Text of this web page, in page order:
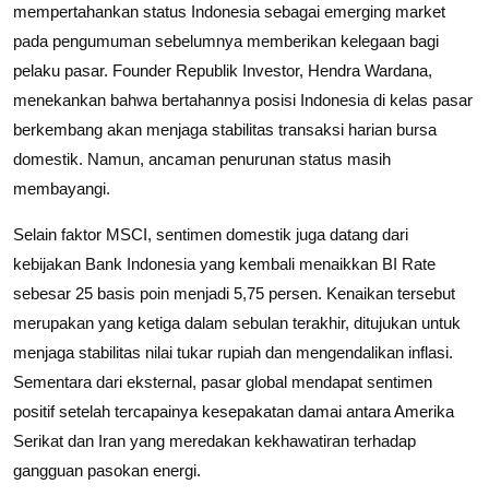
mempertahankan status Indonesia sebagai emerging market
pada pengumuman sebelumnya memberikan kelegaan bagi
pelaku pasar. Founder Republik Investor, Hendra Wardana,
menekankan bahwa bertahannya posisi Indonesia di kelas pasar
berkembang akan menjaga stabilitas transaksi harian bursa
domestik. Namun, ancaman penurunan status masih
membayangi.
Selain faktor MSCI, sentimen domestik juga datang dari
kebijakan Bank Indonesia yang kembali menaikkan BI Rate
sebesar 25 basis poin menjadi 5,75 persen. Kenaikan tersebut
merupakan yang ketiga dalam sebulan terakhir, ditujukan untuk
menjaga stabilitas nilai tukar rupiah dan mengendalikan inflasi.
Sementara dari eksternal, pasar global mendapat sentimen
positif setelah tercapainya kesepakatan damai antara Amerika
Serikat dan Iran yang meredakan kekhawatiran terhadap
gangguan pasokan energi.